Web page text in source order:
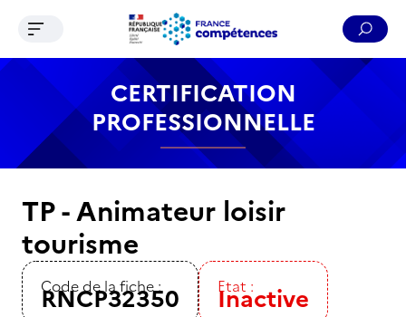
Contenu Recherche Menu Pied de page
Ouvrir le menu de navigation
CERTIFICATION
PROFESSIONNELLE
TP - Animateur loisir
tourisme
Code de la fiche :
RNCP32350 Etat :
Inactive